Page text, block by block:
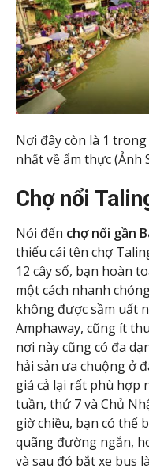
Nơi đây còn là 1
nhất về ẩm thực (Ảnh
Chợ nổi
Nói đến chợ nổi gần
thiếu cái tên chợ
12 cây số, bạn hoàn
một cách nhanh
không được sầm uất
Amphaway, cũng ít
nơi này cũng có đa
hải sản ưa chuộng ở
giá cả lại rất phù hợp
tuần, thứ 7 và Chủ
giờ chiều, bạn có thể
quãng đường ngắn,
và sau đó bắt xe bus